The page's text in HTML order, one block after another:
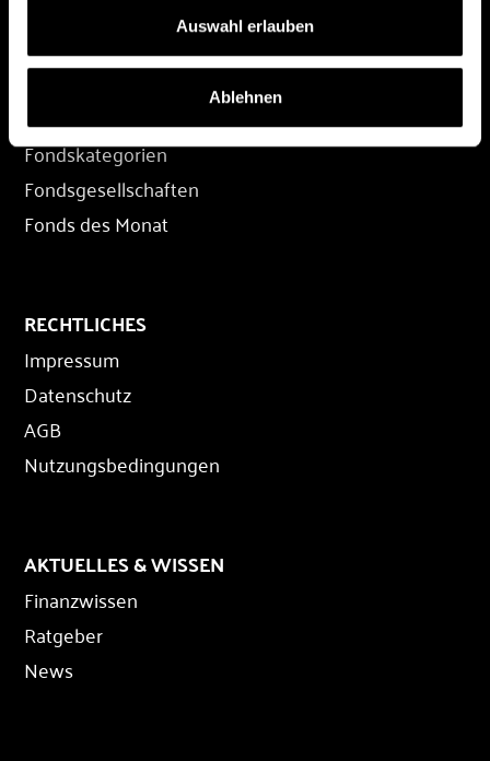
Auswahl erlauben
Ablehnen
FONDS
Fondssuche
Fondskategorien
Fondsgesellschaften
Fonds des Monat
RECHTLICHES
Impressum
Datenschutz
AGB
Nutzungsbedingungen
AKTUELLES & WISSEN
Finanzwissen
Ratgeber
News